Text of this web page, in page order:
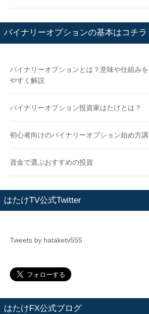
バイナリーオプションの基本はコチラ
バイナリーオプションとは？意味や仕組み
やすく解説
バイナリーオプション投資家はたけとは？
初心者向けのバイナリーオプション始め方
資金で選ぶおすすめの投資
はたけTV公式Twitter
Tweets by hataketv555
はたけFX公式ブログ